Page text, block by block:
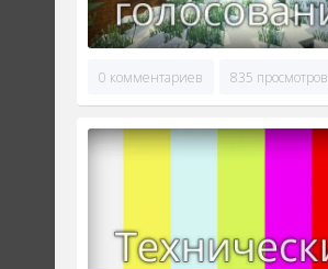
0 комментариев 835 просмотров